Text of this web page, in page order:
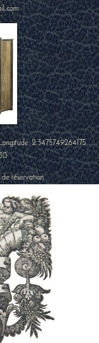
2.3475749264175
réservation